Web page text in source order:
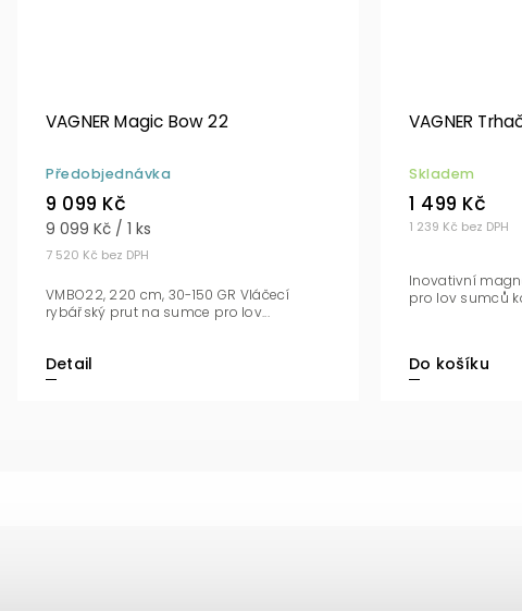
VAGNER Magic Bow 22
Předobjednávka
7 520 Kč bez DPH
9 099 Kč
9 099 Kč / 1 ks
Detail
VMBO22, 220 cm, 30-150 GR Vláčecí
rybářský prut na sumce pro lov...
VAGNER
Skladem
1 239 Kč bez DPH
1 499 Kč
Do košíku
Inovativní
pro lov sumců